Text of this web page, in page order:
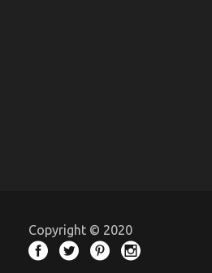
Copyright © 2020